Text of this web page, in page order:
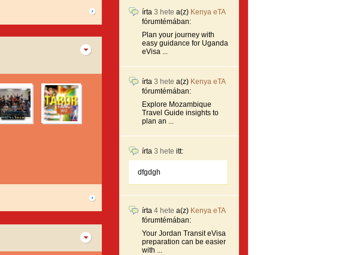
írta 3 hete a(z) Kenya eTA
fórumtémában:
Plan your journey with
easy guidance for Uganda
eVisa ...
írta 3 hete a(z) Kenya eTA
fórumtémában:
Explore Mozambique
Travel Guide insights to
plan an ...
írta 3 hete itt:
dfgdgh
írta 4 hete a(z) Kenya eTA
fórumtémában:
Your Jordan Transit eVisa
preparation can be easier
with ...